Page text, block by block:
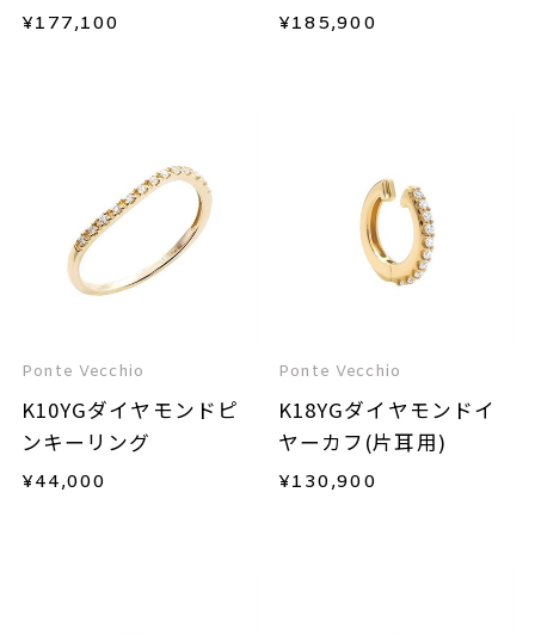
¥177,100
リング
¥185,900
Ponte Vecchio
K10YGダイヤモンドピ
ンキーリング
¥44,000
Ponte Vecchio
K18YGダイヤモンドイ
ヤーカフ(片耳用)
¥130,900